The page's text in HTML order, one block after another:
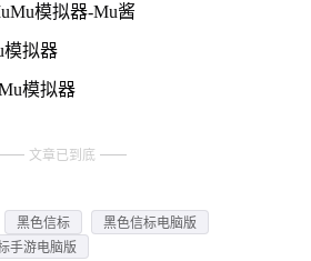
模拟器-Mu酱
模拟器
模拟器
文章已到底
黑色信标
黑色信标电脑版
手游电脑版